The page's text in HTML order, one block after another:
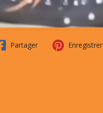
Partager Enregistrer